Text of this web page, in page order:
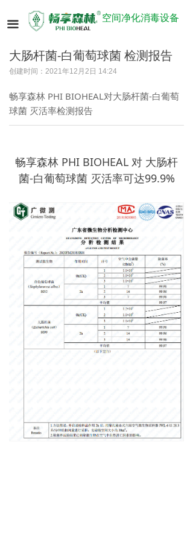
끀
空间净化消毒设备
大肠杆菌-白葡萄球菌 检测报告
创建时间： 2021年12月2日 14:24
畅享森林 PHI BIOHEAL对大肠杆菌-白葡萄
球菌 灭活率检测报告
畅享森林 PHI BIOHEAL 对 大肠杆
菌-白葡萄球菌 灭活率可达99.9%